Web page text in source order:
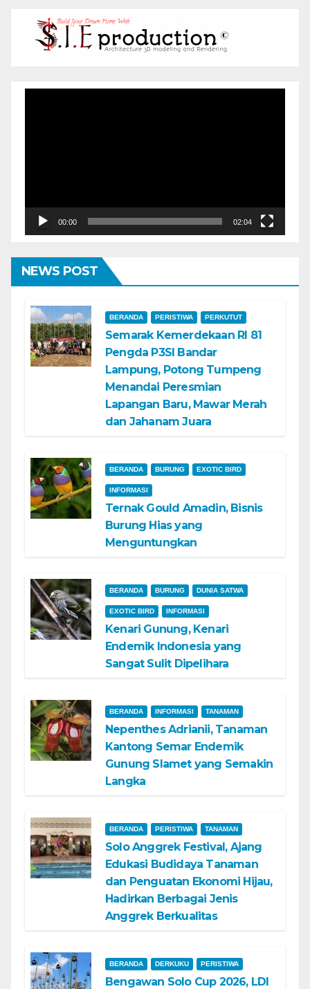
00:00 02:04
NEWS POST
BERANDA PERISTIWA PERKUTUT
Semarak Kemerdekaan RI 81
Pengda P3SI Bandar
Lampung, Potong Tumpeng
Menandai Peresmian
Lapangan Baru, Mawar Merah
dan Jahanam Juara
BERANDA BURUNG EXOTIC BIRD
INFORMASI
Ternak Gould Amadin, Bisnis
Burung Hias yang
Menguntungkan
BERANDA BURUNG DUNIA SATWA
EXOTIC BIRD INFORMASI
Kenari Gunung, Kenari
Endemik Indonesia yang
Sangat Sulit Dipelihara
BERANDA INFORMASI TANAMAN
Nepenthes Adrianii, Tanaman
Kantong Semar Endemik
Gunung Slamet yang Semakin
Langka
BERANDA PERISTIWA TANAMAN
Solo Anggrek Festival, Ajang
Edukasi Budidaya Tanaman
dan Penguatan Ekonomi Hijau,
Hadirkan Berbagai Jenis
Anggrek Berkualitas
BERANDA DERKUKU PERISTIWA
Bengawan Solo Cup 2026, LDI